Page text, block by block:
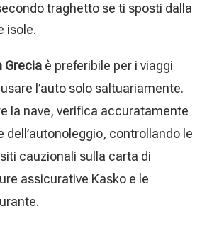
traghetto se ti sposti dalla
isole.
Grecia è preferibile per i viaggi
l’auto solo saltuariamente.
la nave, verifica accuratamente
dell’autonoleggio, controllando le
cauzionali sulla carta di
assicurative Kasko e le